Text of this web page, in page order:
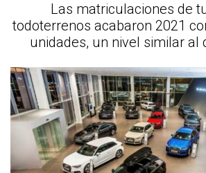
Las matriculaciones de
todoterrenos acabaron 2021
unidades, un nivel similar al